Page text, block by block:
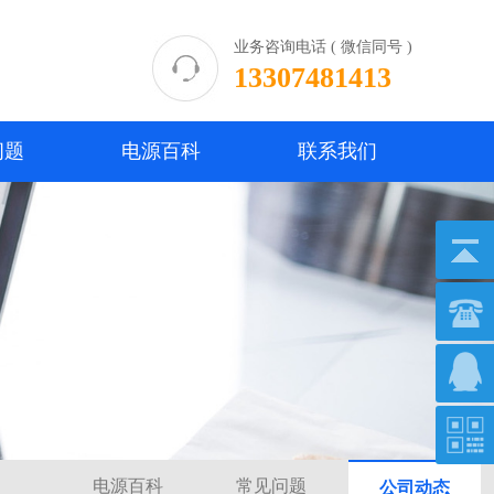
业务咨询电话 ( 微信同号 )
13307481413
电源百科 联系我们
公司动态
常见问题
电源百科